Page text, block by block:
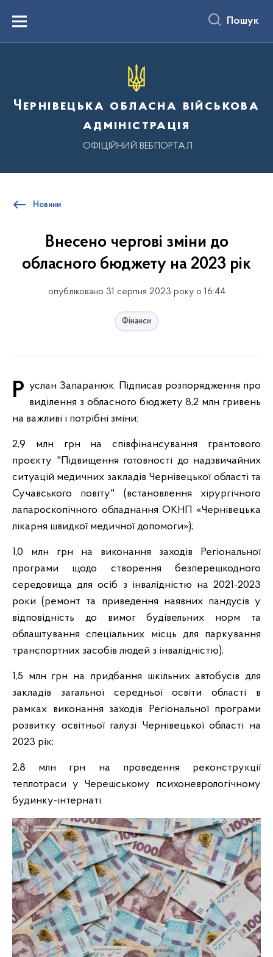
вмістуMenu Пошук
Чернівецька обласна військова
адміністрація
ОФІЦІЙНИЙ ВЕБПОРТАЛ
Новини
Внесено чергові зміни до
обласного бюджету на 2023 рік
опубліковано 31 серпня 2023 року о 16:44
Фінанси
Руслан Запаранюк: Підписав розпорядження про виділення з обласного бюджету 8,2 млн гривень
на важливі і потрібні зміни:
2,9 млн грн на співфінансування грантового
проєкту "Підвищення готовності до надзвичайних
ситуацій медичних закладів Чернівецької області та
Сучавського повіту" (встановлення хірургічного
лапароскопічного обладнання ОКНП «Чернівецька
лікарня швидкої медичної допомоги»);
1,0 млн грн на виконання заходів Регіональної
програми щодо створення безперешкодного
середовища для осіб з інвалідністю на 2021-2023
роки (ремонт та приведення наявних пандусів у
відповідність до вимог будівельних норм та
облаштування спеціальних місць для паркування
транспортних засобів людей з інвалідністю);
1,5 млн грн на придбання шкільних автобусів для
закладів загальної середньої освіти області в
рамках виконання заходів Регіональної програми
розвитку освітньої галузі Чернівецької області на
2023 рік;
2,8 млн грн на проведення реконструкції
теплотраси у Черешському психоневрологічному
будинку-інтернаті.